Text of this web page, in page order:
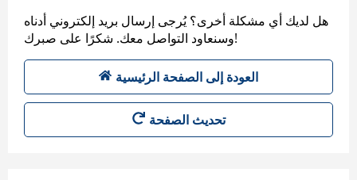
هل لديك أي مشكلة أخرى؟ يُرجى إرسال بريد إلكتروني أدناه
وسنعاود التواصل معك. شكرًا على صبرك!
العودة إلى الصفحة الرئيسية
تحديث الصفحة